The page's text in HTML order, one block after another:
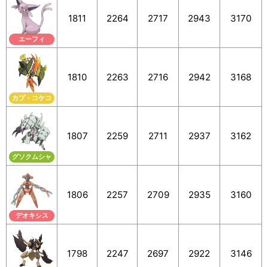
エーフィ
1811 2264 2717 2943 3170
カプ・コケコ
1810 2263 2716 2942 3168
グソクムシャ
1807 2259 2711 2937 3162
デオキシス
1806 2257 2709 2935 3160
1798 2247 2697 2922 3146